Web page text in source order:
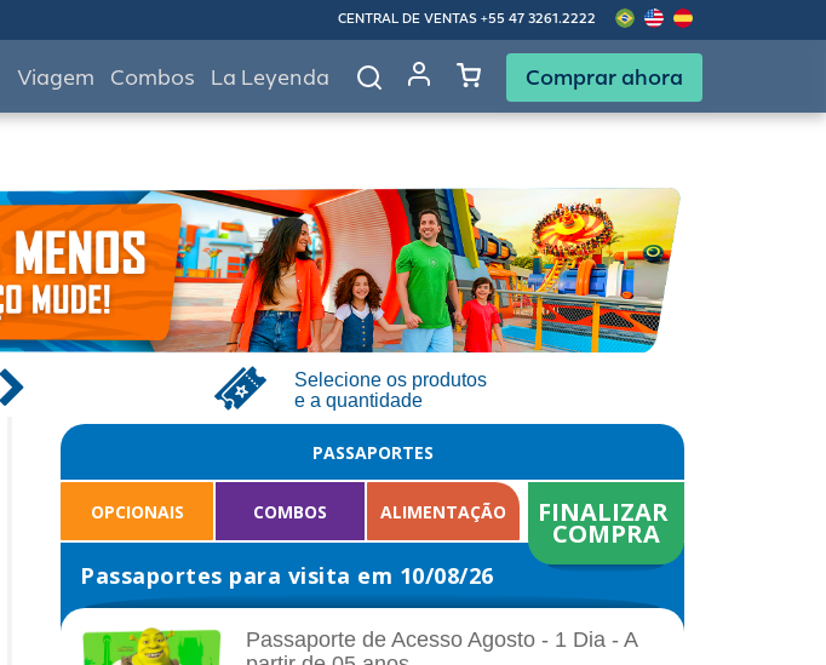
CENTRAL DE VENTAS +55 47 3261.2222
Viagem Combos La Leyenda Comprar ahora
Selecione os produtos
e a quantidade
PASSAPORTES
OPCIONAIS COMBOS ALIMENTAÇÃO FINALIZAR
COMPRA
Passaportes para visita em 10/08/26
Passaporte de Acesso Agosto - 1 Dia - A